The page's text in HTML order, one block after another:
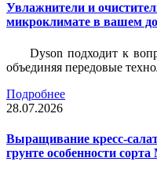
Увлажнители и
микроклимате в вашем
Dyson подходит к
объединяя передовые
Подробнее
28.07.2026
Выращивание кресс-
грунте особенности